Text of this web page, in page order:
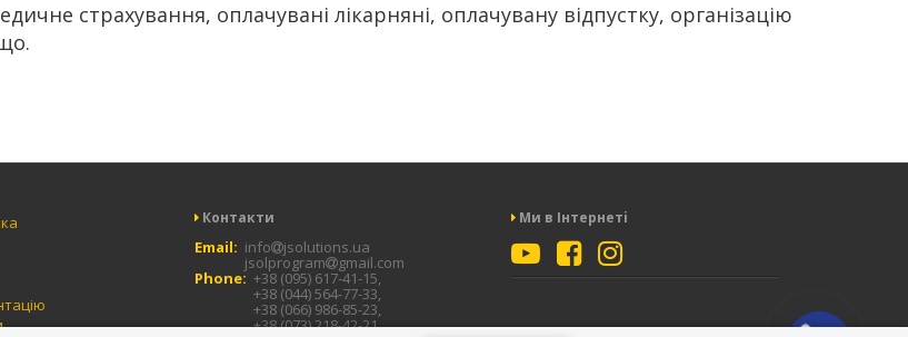
страхування, оплачувані лікарняні, оплачувану відпустку, організацію
Контакти
Email: info jsolutions.ua
jsolprogram gmail.com
Phone: +38 (095) 617-41-15,
+38 (044) 564-77-33,
+38 (066) 986-85-23,
+38 (073) 218-42-21
Ми в Iнтернетi